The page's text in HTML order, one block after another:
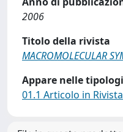
2006
Titolo della rivista
MACROMOLECULAR
Appare nelle
01.1 Articolo in Rivista